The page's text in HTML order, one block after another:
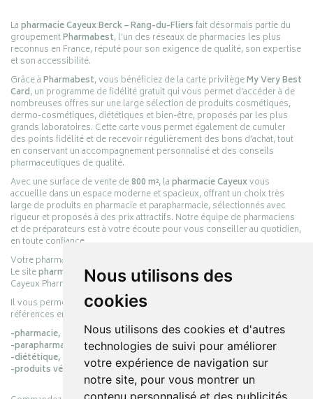
Nous utilisons des
cookies
Nous utilisons des cookies et d'autres
technologies de suivi pour améliorer
votre expérience de navigation sur
notre site, pour vous montrer un
contenu personnalisé et des publicités
Lapharmacie Cayeux Berck – Rang-du-Fliersfait désormais partie du
groupementPharmabest, l’un des réseaux de pharmacies les plus
reconnus en France, réputé pour son exigence de qualité, son expertise
et son accessibilité.
Grâce àPharmabest, vous bénéficiez de la carte privilègeMy Very Best
Card, un programme de fidélité gratuit qui vous permet d’accéder à de
nombreuses offres sur une large sélection de produits cosmétiques,
dermo-cosmétiques, diététiques et bien-être, proposés par les plus
grands laboratoires. Cette carte vous permet également de cumuler
des points fidélité et de recevoir régulièrement des bons d’achat, tout
en conservant un accompagnement personnalisé et des conseils
pharmaceutiques de qualité.
Avec une surface de vente de800 m², lapharmacie Cayeuxvous
accueille dans un espace moderne et spacieux, offrant un choix très
large de produits en pharmacie et parapharmacie, sélectionnés avec
rigueur et proposés à des prix attractifs. Notre équipe de pharmaciens
et de préparateurs est à votre écoute pour vous conseiller au quotidien,
en toute confiance.
Votre pharmacie en ligne :
Le sitepharmacie-cayeux.frest le prolongement digital de la pharmacie
Cayeux Pharmabest Berck-sur-Mer – Rang-du-Fliers.
Il vous permet de réaliser vos achats en ligne parmi des milliers de
références en :
-pharmacie,
-parapharmacie,
-diététique,
-produits vétérinaires.